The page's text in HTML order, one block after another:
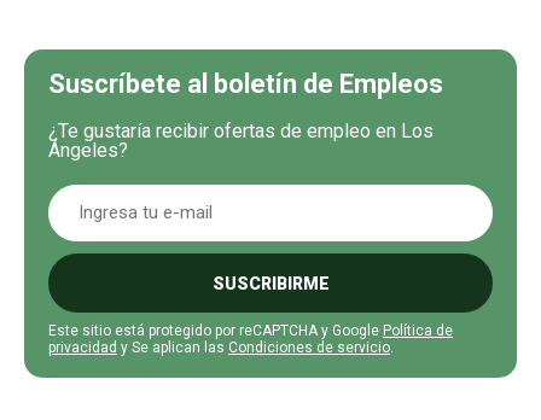
Suscríbete al boletín de Empleos
¿Te gustaría recibir ofertas de empleo en Los
Ángeles?
SUSCRIBIRME
Este sitio está protegido por reCAPTCHA y Google Política de
privacidad y Se aplican las Condiciones de servicio.